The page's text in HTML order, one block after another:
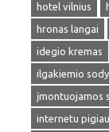
hotel vilnius
hronas langai
idegio kremas
ilgakiemio
įmontuojamos
internetu pigiau